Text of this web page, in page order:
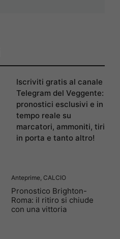
Iscriviti gratis al canale
Telegram del Veggente:
pronostici esclusivi e in
tempo reale su
marcatori, ammoniti, tiri
in porta e tanto altro!
Anteprime CALCIO
Pronostico Brighton-
Roma: il ritiro si chiude
con una vittoria